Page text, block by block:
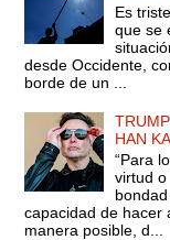
Es
que se
desde Occidente,
borde de un ...
HAN
“Para
virtud
capacidad de hacer
manera posible, d...